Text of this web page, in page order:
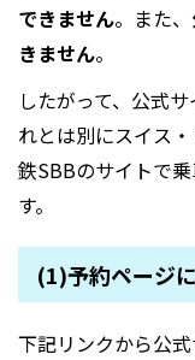
できません。また、
きません。
したがって、公式
れとは別にスイス
鉄SBBのサイトで
す。
(1)予約ページ
下記リンクから公